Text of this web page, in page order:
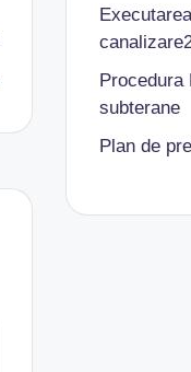
Procedura
subterane
Plan de